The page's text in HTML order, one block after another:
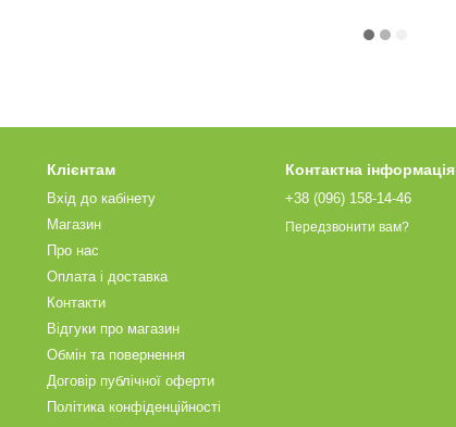
Клієнтам
Вхід до кабінету
Магазин
Про нас
Оплата і доставка
Контакти
Відгуки про магазин
Обмін та повернення
Договір публічної оферти
Політика конфіденційності
Контактна інформація
+38 (096) 158-14-46
Передзвонити вам?